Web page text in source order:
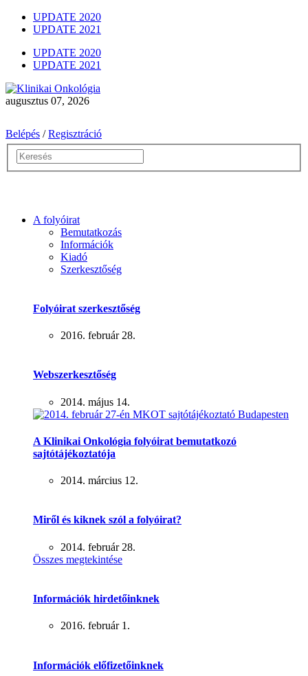
UPDATE 2020
UPDATE 2021
UPDATE 2020
UPDATE 2021
augusztus 07, 2026
Belépés / Regisztráció
A folyóirat
Bemutatkozás
Információk
Kiadó
Szerkesztőség
Folyóirat szerkesztőség
2016. február 28.
Webszerkesztőség
2014. május 14.
A Klinikai Onkológia folyóirat bemutatkozó
sajtótájékoztatója
2014. március 12.
Miről és kiknek szól a folyóirat?
2014. február 28.
Összes megtekintése
Információk hirdetőinknek
2016. február 1.
Információk előfizetőinknek